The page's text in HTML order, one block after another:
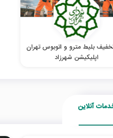
تخفیف بلیط مترو و اتوبوس تهران
اپلیکیشن شهرزاد
آنلاین